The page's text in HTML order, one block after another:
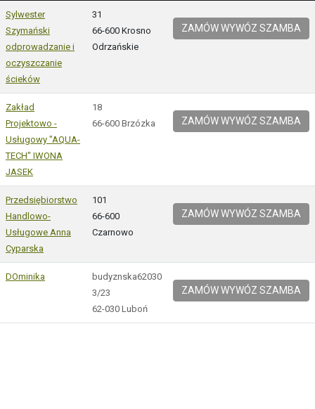
Sylwester
Szymański
odprowadzanie i
oczyszczanie
ścieków
31
66-600 Krosno
Odrzańskie
ZAMÓW WYWÓZ SZAMBA
Zakład
Projektowo -
Usługowy "AQUA-
TECH" IWONA
JASEK
18
66-600 Brzózka
ZAMÓW WYWÓZ SZAMBA
Przedsiębiorstwo
Handlowo-
Usługowe Anna
Cyparska
101
66-600
Czarnowo
ZAMÓW WYWÓZ SZAMBA
DOminika
budyznska62030
3/23
62-030 Luboń
ZAMÓW WYWÓZ SZAMBA